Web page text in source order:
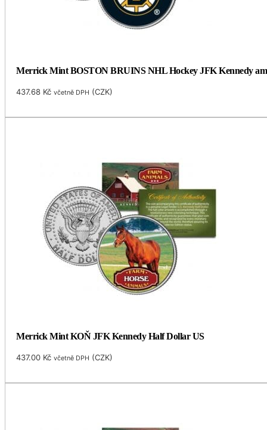
Merrick Mint BOSTON BRUINS NHL Hockey JFK Kennedy
437.68 Kč včetně DPH (CZK)
Merrick Mint KOŇ JFK Kennedy Half Dollar US
437.00 Kč včetně DPH (CZK)